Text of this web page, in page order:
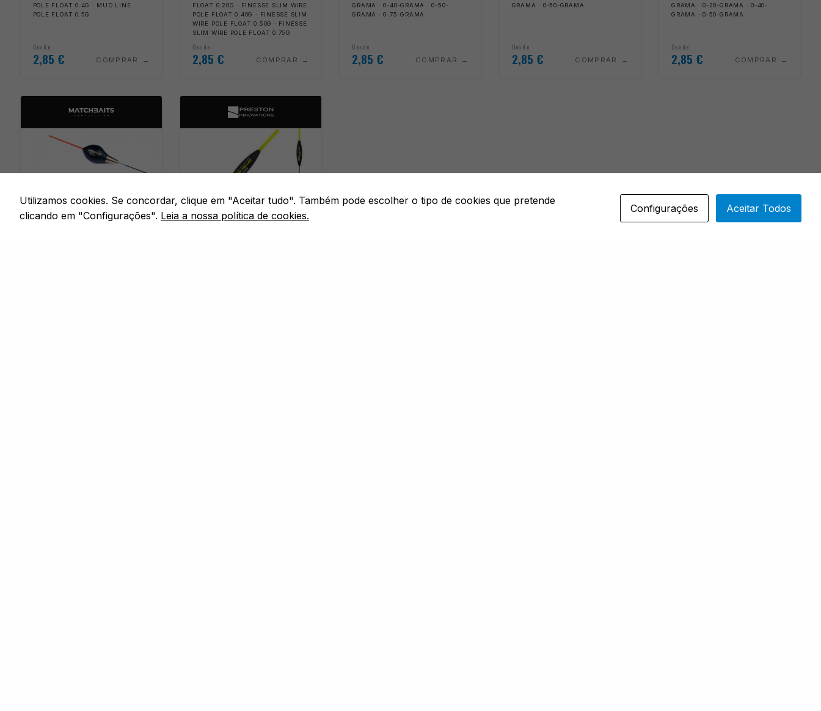
POLE FLOAT 0.4G · MUD LINE
POLE FLOAT 0.5G
Desde
2,85 € COMPRAR
FLOAT 0.20G · FINESSE SLIM WIRE
POLE FLOAT 0.40G · FINESSE SLIM
WIRE POLE FLOAT 0.50G · FINESSE
SLIM WIRE POLE FLOAT 0.75G
Desde
2,85 € COMPRAR
GRAMA · 0-40-GRAMA · 0-50-
GRAMA · 0-75-GRAMA
Desde
2,85 € COMPRAR
GRAMA · 0-50-GRAMA
Desde
2,85 € COMPRAR
GRAMA · 0-20-GRAMA · 0-40-
GRAMA · 0-50-GRAMA
Desde
2,85 € COMPRAR
Utilizamos cookies. Se concordar, clique em "Aceitar tudo". Também pode escolher o tipo de cookies que pretende
clicando em "Configurações". Leia a nossa política de cookies.
Configurações Aceitar Todos